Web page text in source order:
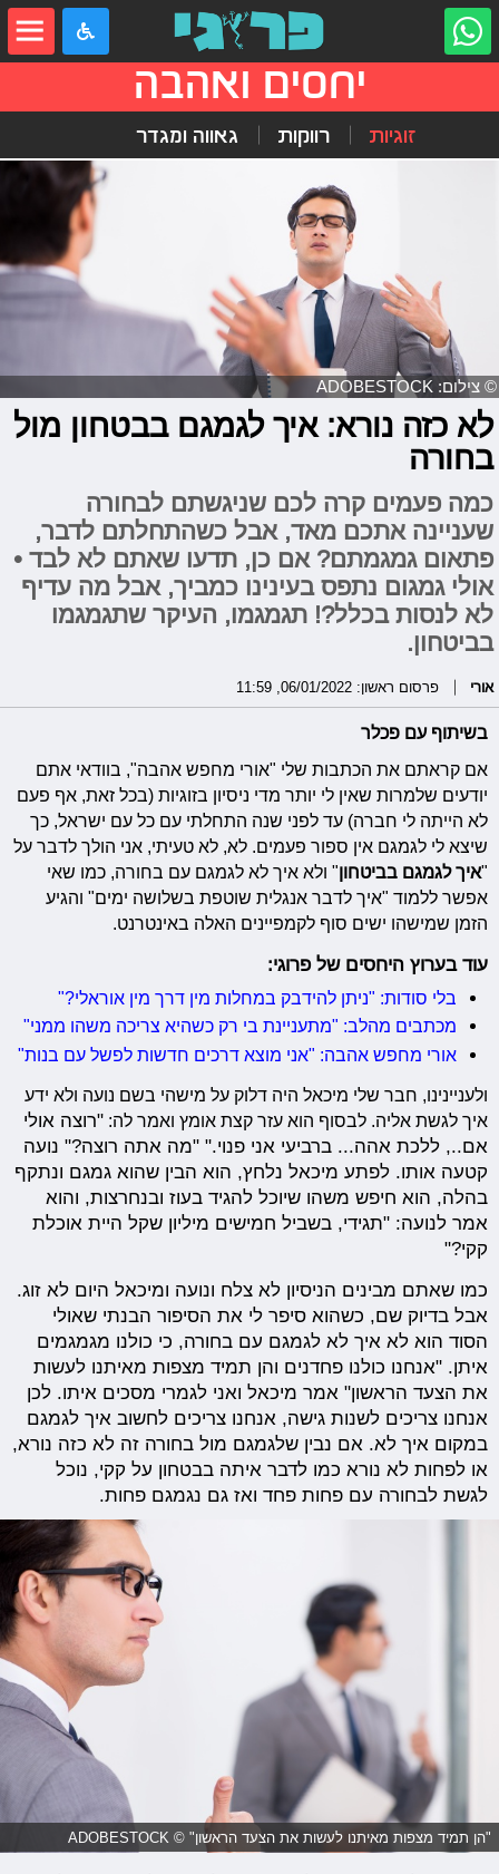
יחסים ואהבה
זוגיות רווקות גאווה ומגדר
© צילום: ADOBESTOCK
לא כזה נורא: איך לגמגם בבטחון מול
בחורה
כמה פעמים קרה לכם שניגשתם לבחורה
שעניינה אתכם מאד, אבל כשהתחלתם לדבר,
פתאום גמגמתם? אם כן, תדעו שאתם לא לבד •
אולי גמגום נתפס בעינינו כמביך, אבל מה עדיף
לא לנסות בכלל?! תגמגמו, העיקר שתגמגמו
בביטחון.
אורי פרסום ראשון: 06/01/2022, 11:59
בשיתוף עם פכלר
אם קראתם את הכתבות שלי "אורי מחפש אהבה", בוודאי אתם
יודעים שלמרות שאין לי יותר מדי ניסיון בזוגיות (בכל זאת, אף פעם
לא הייתה לי חברה) עד לפני שנה התחלתי עם כל עם ישראל, כך
שיצא לי לגמגם אין ספור פעמים. לא, לא טעיתי, אני הולך לדבר על
"איך לגמגם בביטחון" ולא איך לא לגמגם עם בחורה, כמו שאי
אפשר ללמוד "איך לדבר אנגלית שוטפת בשלושה ימים" והגיע
הזמן שמישהו ישים סוף לקמפיינים האלה באינטרנט.
עוד בערוץ היחסים של פרוגי:
בלי סודות: "ניתן להידבק במחלות מין דרך מין אוראלי?"
מכתבים מהלב: "מתעניינת בי רק כשהיא צריכה משהו ממני"
אורי מחפש אהבה: "אני מוצא דרכים חדשות לפשל עם בנות"
ולעניינינו, חבר שלי מיכאל היה דלוק על מישהי בשם נועה ולא ידע
איך לגשת אליה. לבסוף הוא עזר קצת אומץ ואמר לה:"רוצה אולי
אם.., ללכת אהה... ברביעי אני פנוי." "מה אתה רוצה?" נועה
קטעה אותו. לפתע מיכאל נלחץ, הוא הבין שהוא גמגם ונתקף
בהלה, הוא חיפש משהו שיוכל להגיד בעוז ובנחרצות, והוא
אמר לנועה: "תגידי, בשביל חמישים מיליון שקל היית אוכלת
קקי?"
כמו שאתם מבינים הניסיון לא צלח ונועה ומיכאל היום לא זוג.
אבל בדיוק שם, כשהוא סיפר לי את הסיפור הבנתי שאולי
הסוד הוא לא איך לא לגמגם עם בחורה, כי כולנו מגמגמים
איתן. "אנחנו כולנו פחדנים והן תמיד מצפות מאיתנו לעשות
את הצעד הראשון" אמר מיכאל ואני לגמרי מסכים איתו. לכן
אנחנו צריכים לשנות גישה, אנחנו צריכים לחשוב איך לגמגם
במקום איך לא. אם נבין שלגמגם מול בחורה זה לא כזה נורא,
או לפחות לא נורא כמו לדבר איתה בבטחון על קקי, נוכל
לגשת לבחורה עם פחות פחד ואז גם נגמגם פחות.
"הן תמיד מצפות מאיתנו לעשות את הצעד הראשון" © ADOBESTOCK